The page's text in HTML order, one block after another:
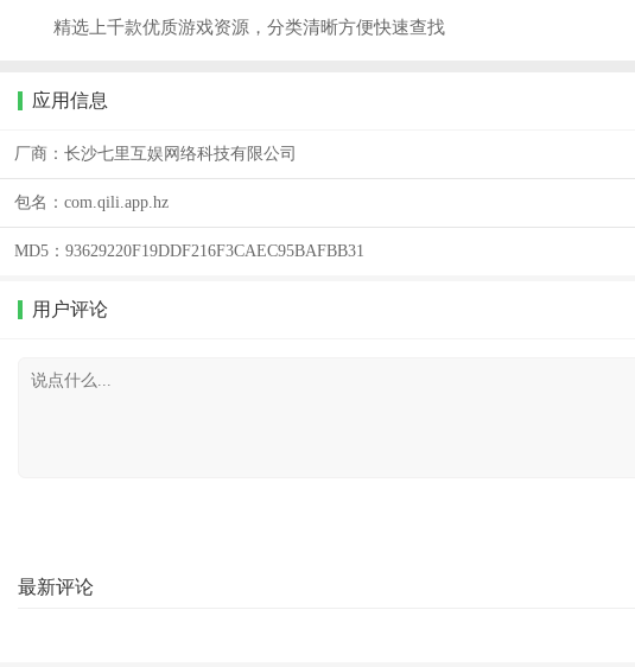
精选上千款优质游戏资源，分类清晰方便快速查找
应用信息
厂商： 长沙七里互娱网络科技有限公司
包名： com.qili.app.hz
MD5： 93629220F19DDF216F3CAEC95BAFBB31
用户评论
最新评论